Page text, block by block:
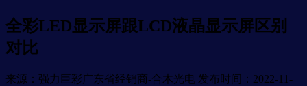
全彩LED显示屏跟LCD液晶显示屏区别
对比
来源：强力巨彩广东省经销商-合木光电 发布时间：2022-11-